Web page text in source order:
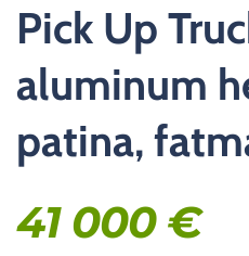
Pick Up
aluminum
patina,
41 000€